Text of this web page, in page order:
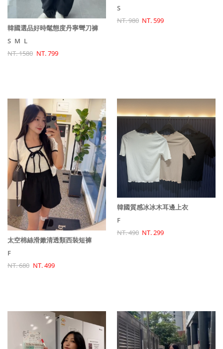
韓國選品好時髦態度丹寧彎刀褲
S M L
NT. 1580 NT. 799
S
NT. 980 NT. 599
太空棉絲滑嫩清透類西裝短褲
F
NT. 680 NT. 499
韓國質感冰冰木耳邊上衣
F
NT. 490 NT. 299